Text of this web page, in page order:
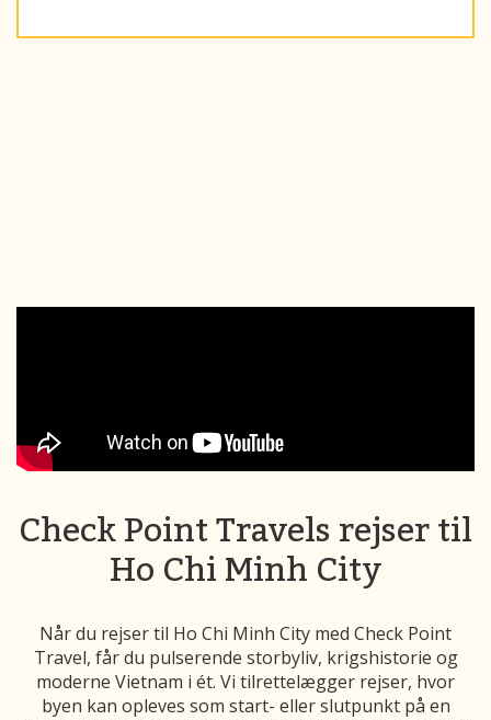
Check Point Travels rejser til
Ho Chi Minh City
Når du rejser til Ho Chi Minh City med Check Point
Travel, får du pulserende storbyliv, krigshistorie og
moderne Vietnam i ét. Vi tilrettelægger rejser, hvor
byen kan opleves som start- eller slutpunkt på en